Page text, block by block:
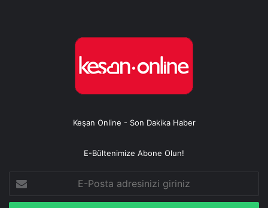
Keşan Online - Son Dakika Haber
E-Bültenimize Abone Olun!
Posta
adresinizi